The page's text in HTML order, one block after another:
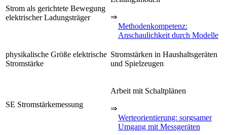
Strom als gerichtete Bewegung
elektrischer Ladungsträger
⇒
Methodenkompetenz:
Anschaulichkeit durch Modelle
physikalische Größe elektrische
Stromstärke
Stromstärken in Haushaltsgeräten
und Spielzeugen
SE Stromstärkemessung
Arbeit mit Schaltplänen
⇒
Werteorientierung: sorgsamer
Umgang mit Messgeräten